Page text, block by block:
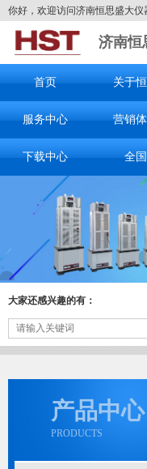
你好，欢迎访问济南恒思盛大仪
济南恒
首页 关于
服务中心 营销
下载中心 全国
大家还感兴趣的有：
产品中心
PRODUCTS